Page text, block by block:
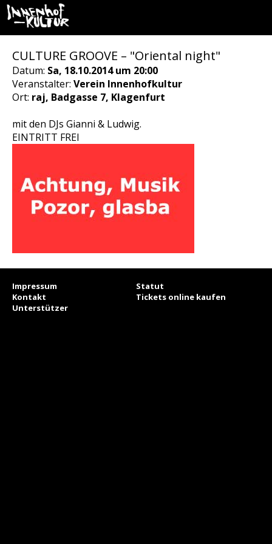
CULTURE GROOVE – "Oriental night"
Datum: Sa, 18.10.2014 um 20:00
Veranstalter: Verein Innenhofkultur
Ort: raj, Badgasse 7, Klagenfurt
mit den DJs Gianni & Ludwig.
EINTRITT FREI
Impressum
Statut
Kontakt
Tickets online kaufen
Unterstützer